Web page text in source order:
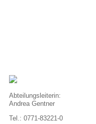
Abteilungsleiterin:
Andrea Gentner
Tel.: 0771-83221-0